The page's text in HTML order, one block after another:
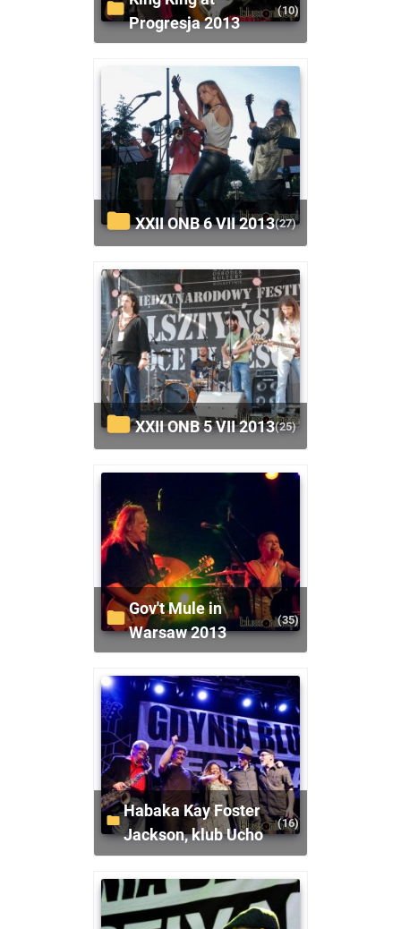
Progresja 2013
(10)
XXII ONB 6 VII 2013(27)
XXII ONB 5 VII 2013(25)
Gov't Mule in
Warsaw 2013
(35)
Habaka Kay Foster
Jackson, klub Ucho
(16)